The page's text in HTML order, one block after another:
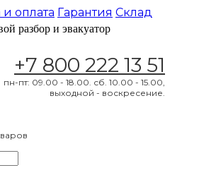
оплата Гарантия Склад
разбор и эвакуатор
+7 800 222 13 51
пн-пт: 09.00 - 18.00. сб. 10.00 - 15.00,
выходной - воскресение.